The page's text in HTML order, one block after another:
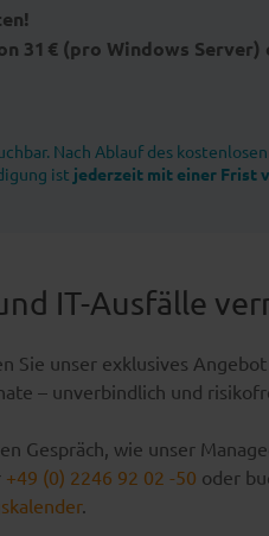
31 € (pro Windows
Nach Ablauf des
ist jederzeit mit einer Frist
IT-Ausfälle
Sie unser exklusives
– unverbindlich und
Gespräch, wie unser
+49 (0) 2246 92 02 -50 oder
.